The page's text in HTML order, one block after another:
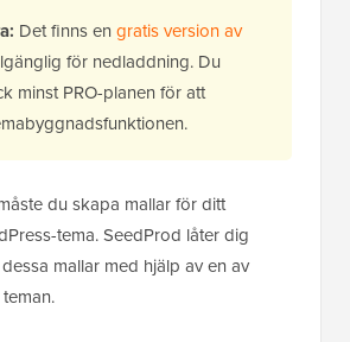
Det finns en gratis version av
för nedladdning. Du
minst PRO-planen för att
du skapa mallar för ditt
tema. SeedProd låter dig
mallar med hjälp av en av